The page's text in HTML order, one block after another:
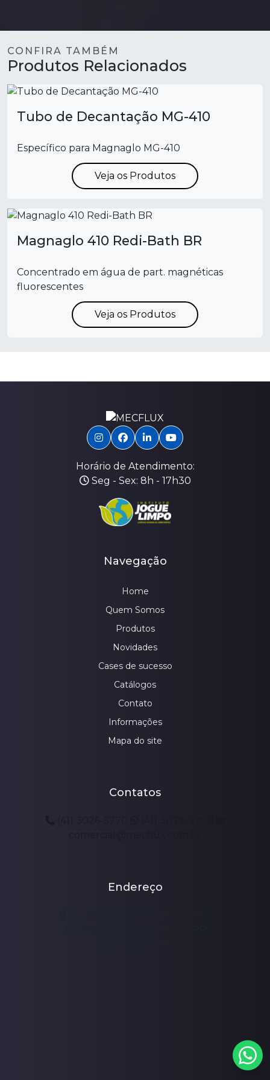
CONFIRA TAMBÉM
Produtos Relacionados
Tubo de Decantação MG-410
Específico para Magnaglo MG-410
Veja os Produtos
Magnaglo 410 Redi-Bath BR
Concentrado em água de part. magnéticas
fluorescentes
Veja os Produtos
Horário de Atendimento:
Seg - Sex: 8h - 17h30
Navegação
Home
Quem Somos
Produtos
Novidades
Cases de sucesso
Catálogos
Contato
Informações
Mapa do site
Contatos
Endereço